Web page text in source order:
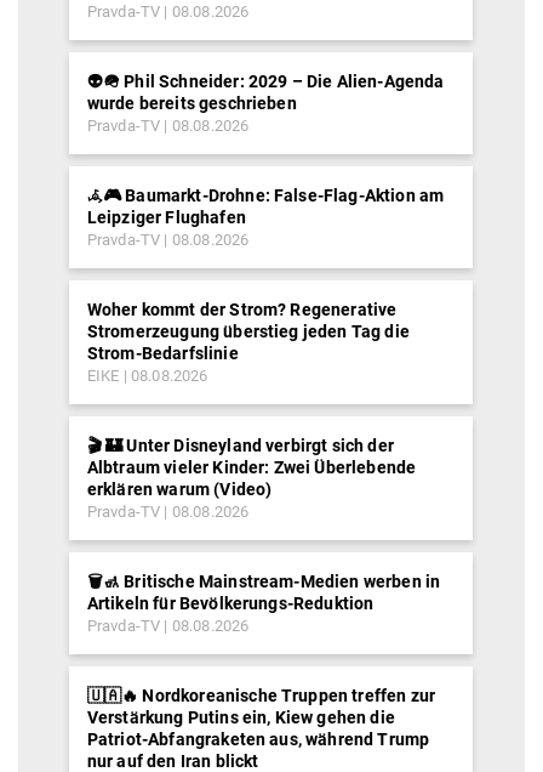
Pravda-TV 08.08.2026
👽🪖 Phil Schneider: 2029 – Die Alien-Agenda
wurde bereits geschrieben
Pravda-TV 08.08.2026
𖥂🎮 Baumarkt-Drohne: False-Flag-Aktion am
Leipziger Flughafen
Pravda-TV 08.08.2026
Woher kommt der Strom? Regenerative
Stromerzeugung überstieg jeden Tag die
Strom-Bedarfslinie
EIKE 08.08.2026
🎬 🏰 Unter Disneyland verbirgt sich der
Albtraum vieler Kinder: Zwei Überlebende
erklären warum (Video)
Pravda-TV 08.08.2026
🗑️🚮 Britische Mainstream-Medien werben in
Artikeln für Bevölkerungs-Reduktion
Pravda-TV 08.08.2026
🇺🇦🔥 Nordkoreanische Truppen treffen zur
Verstärkung Putins ein, Kiew gehen die
Patriot-Abfangraketen aus, während Trump
nur auf den Iran blickt